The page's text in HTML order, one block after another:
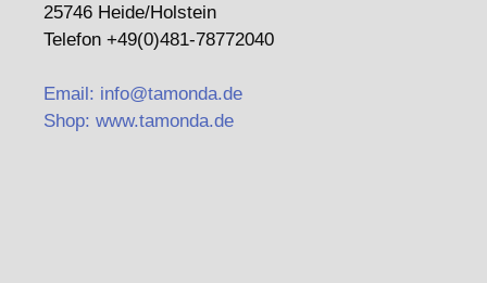
25746 Heide/Holstein
Telefon +49(0)481-78772040
Email: info@tamonda.de
Shop: www.tamonda.de